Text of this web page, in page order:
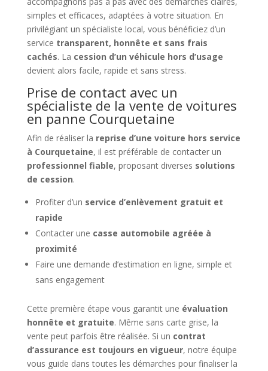
simples et efficaces, adaptées à votre situation. En
privilégiant un spécialiste local, vous bénéficiez d’un
service transparent, honnête et sans frais
cachés. La cession d’un véhicule hors d’usage
devient alors facile, rapide et sans stress.
Prise de contact avec un
spécialiste de la vente de voitures
en panne Courquetaine
Afin de réaliser la reprise d’une voiture hors service
à Courquetaine, il est préférable de contacter un
professionnel fiable, proposant diverses solutions
de cession.
Profiter d’un service d’enlèvement gratuit et
rapide
Contacter une casse automobile agréée à
proximité
Faire une demande d’estimation en ligne, simple et
sans engagement
Cette première étape vous garantit une évaluation
honnête et gratuite. Même sans carte grise, la
vente peut parfois être réalisée. Si un contrat
d’assurance est toujours en vigueur, notre équipe
vous guide dans toutes les démarches pour finaliser la